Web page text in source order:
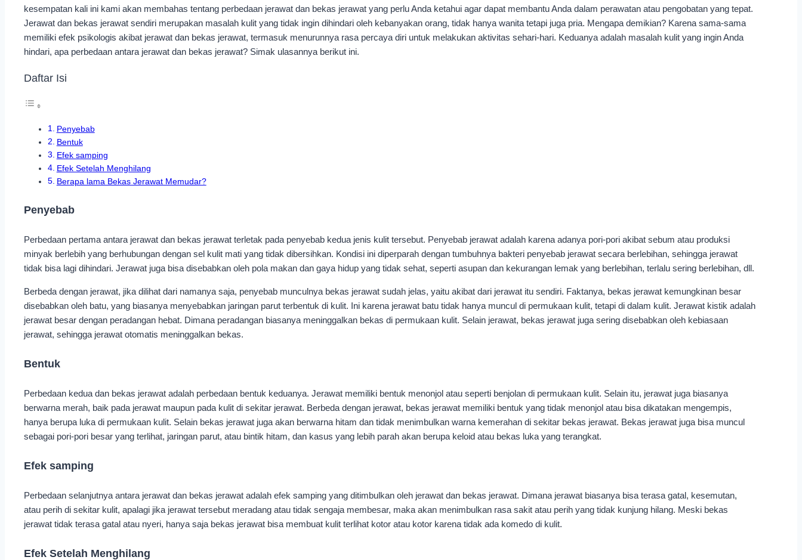
kesempatan kali ini kami akan membahas tentang perbedaan jerawat dan bekas jerawat yang perlu Anda ketahui agar dapat membantu Anda dalam perawatan atau pengobatan yang tepat.
Jerawat dan bekas jerawat sendiri merupakan masalah kulit yang tidak ingin dihindari oleh kebanyakan orang, tidak hanya wanita tetapi juga pria. Mengapa demikian? Karena sama-sama
memiliki efek psikologis akibat jerawat dan bekas jerawat, termasuk menurunnya rasa percaya diri untuk melakukan aktivitas sehari-hari. Keduanya adalah masalah kulit yang ingin Anda
hindari, apa perbedaan antara jerawat dan bekas jerawat? Simak ulasannya berikut ini.
Daftar Isi
Penyebab
Bentuk
Efek samping
Efek Setelah Menghilang
Berapa lama Bekas Jerawat Memudar?
Penyebab
Perbedaan pertama antara jerawat dan bekas jerawat terletak pada penyebab kedua jenis kulit tersebut. Penyebab jerawat adalah karena adanya pori-pori akibat sebum atau produksi
minyak berlebih yang berhubungan dengan sel kulit mati yang tidak dibersihkan. Kondisi ini diperparah dengan tumbuhnya bakteri penyebab jerawat secara berlebihan, sehingga jerawat
tidak bisa lagi dihindari. Jerawat juga bisa disebabkan oleh pola makan dan gaya hidup yang tidak sehat, seperti asupan dan kekurangan lemak yang berlebihan, terlalu sering berlebihan, dll.
Berbeda dengan jerawat, jika dilihat dari namanya saja, penyebab munculnya bekas jerawat sudah jelas, yaitu akibat dari jerawat itu sendiri. Faktanya, bekas jerawat kemungkinan besar
disebabkan oleh batu, yang biasanya menyebabkan jaringan parut terbentuk di kulit. Ini karena jerawat batu tidak hanya muncul di permukaan kulit, tetapi di dalam kulit. Jerawat kistik adalah
jerawat besar dengan peradangan hebat. Dimana peradangan biasanya meninggalkan bekas di permukaan kulit. Selain jerawat, bekas jerawat juga sering disebabkan oleh kebiasaan
jerawat, sehingga jerawat otomatis meninggalkan bekas.
Bentuk
Perbedaan kedua dan bekas jerawat adalah perbedaan bentuk keduanya. Jerawat memiliki bentuk menonjol atau seperti benjolan di permukaan kulit. Selain itu, jerawat juga biasanya
berwarna merah, baik pada jerawat maupun pada kulit di sekitar jerawat. Berbeda dengan jerawat, bekas jerawat memiliki bentuk yang tidak menonjol atau bisa dikatakan mengempis,
hanya berupa luka di permukaan kulit. Selain bekas jerawat juga akan berwarna hitam dan tidak menimbulkan warna kemerahan di sekitar bekas jerawat. Bekas jerawat juga bisa muncul
sebagai pori-pori besar yang terlihat, jaringan parut, atau bintik hitam, dan kasus yang lebih parah akan berupa keloid atau bekas luka yang terangkat.
Efek samping
Perbedaan selanjutnya antara jerawat dan bekas jerawat adalah efek samping yang ditimbulkan oleh jerawat dan bekas jerawat. Dimana jerawat biasanya bisa terasa gatal, kesemutan,
atau perih di sekitar kulit, apalagi jika jerawat tersebut meradang atau tidak sengaja membesar, maka akan menimbulkan rasa sakit atau perih yang tidak kunjung hilang. Meski bekas
jerawat tidak terasa gatal atau nyeri, hanya saja bekas jerawat bisa membuat kulit terlihat kotor atau kotor karena tidak ada komedo di kulit.
Efek Setelah Menghilang